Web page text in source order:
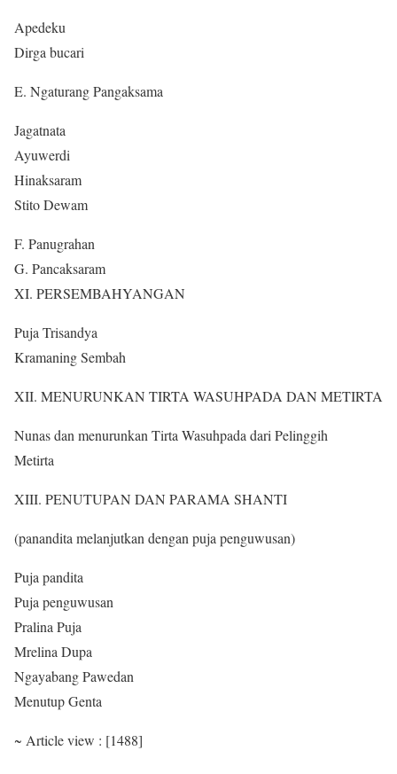
Apedeku
Dirga bucari
E. Ngaturang Pangaksama
Jagatnata
Ayuwerdi
Hinaksaram
Stito Dewam
F. Panugrahan
G. Pancaksaram
XI. PERSEMBAHYANGAN
Puja Trisandya
Kramaning Sembah
XII. MENURUNKAN TIRTA WASUHPADA DAN METIRTA
Nunas dan menurunkan Tirta Wasuhpada dari Pelinggih
Metirta
XIII. PENUTUPAN DAN PARAMA SHANTI
(panandita melanjutkan dengan puja penguwusan)
Puja pandita
Puja penguwusan
Pralina Puja
Mrelina Dupa
Ngayabang Pawedan
Menutup Genta
~ Article view : [1488]